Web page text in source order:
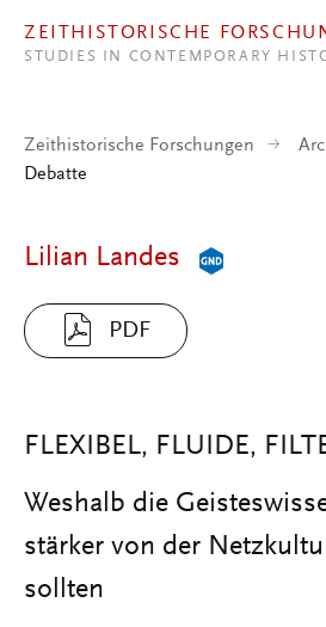
ZEITHISTORISCHE
STUDIES IN CONTEMPORARY
Zeithistorische Forschungen
Debatte
Lilian Landes
PDF
FLEXIBEL, FLUIDE,
Weshalb die
stärker von der
sollten